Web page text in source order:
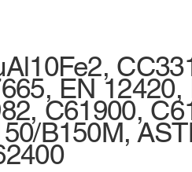
EN 12420,
C61900,
B150M,